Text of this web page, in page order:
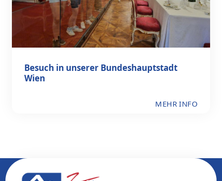
Besuch in unserer Bundeshauptstadt
Wien
MEHR INFO